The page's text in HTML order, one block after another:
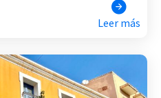
Leer más